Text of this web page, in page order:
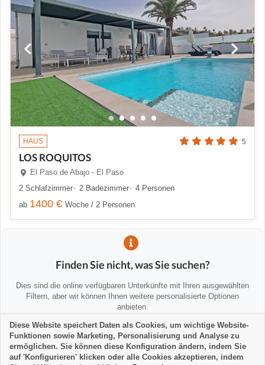
HAUS 5
LOS ROQUITOS
El Paso de Abajo - El Paso
2 Schlafzimmer
2 Badezimmer
4 Personen
ab 1400 € Woche / 2 Personen
Finden Sie nicht, was Sie suchen?
Dies sind die online verfügbaren Unterkünfte mit Ihren ausgewählten
Filtern, aber wir können Ihnen weitere personalisierte Optionen
anbieten.
💡 Wir helfen Ihnen persönlich
Kontaktieren Sie uns, um Alternativen zu finden oder Sie zu beraten:
Diese Website speichert Daten als Cookies, um wichtige Website-
Funktionen sowie Marketing, Personalisierung und Analyse zu
ermöglichen. Sie können diese Konfiguration ändern, indem Sie
auf 'Konfigurieren' klicken oder alle Cookies akzeptieren, indem